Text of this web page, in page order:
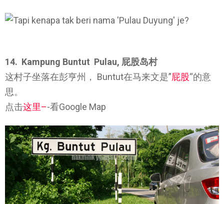
14. Kampung Buntut Pulau, 屁股岛村
这村子坐落在彭亨州， Buntut在马来文是”屁股“的意
思。
点击这里–-看Google Map